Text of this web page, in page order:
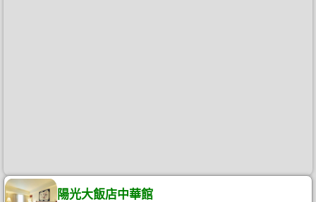
陽光大飯店中華館